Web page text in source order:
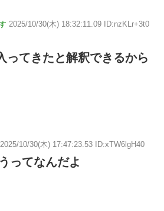
2025/10/30(木) 18:32:11.09 ID:nzKLr+3t0
ってきたと解釈できるから
2025/10/30(木) 17:47:23.53 ID:xTW6lgH40
ってなんだよ